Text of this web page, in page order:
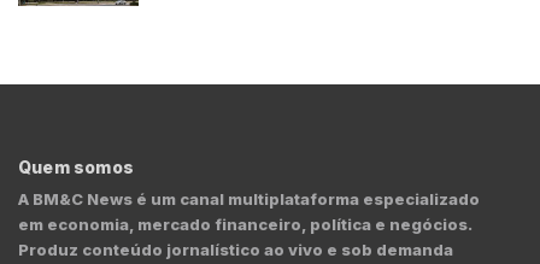
Quem somos
A BM&C News é um canal multiplataforma especializado
em economia, mercado financeiro, política e negócios.
Produz conteúdo jornalístico ao vivo e sob demanda